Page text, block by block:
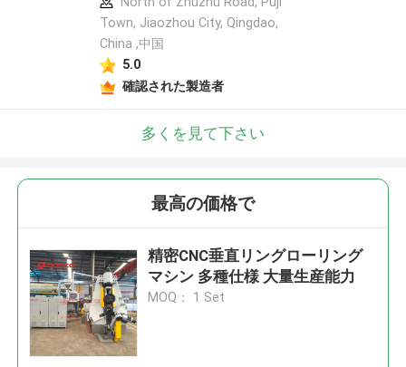
Town, Jiaozhou City, Qingdao,
China ,中国
5.0
確認された製造者
多くを見て下さい
最高の価格で
精密CNC垂直リングローリング
マシン 多種仕様 大量生産能力
MOQ： 1 Set